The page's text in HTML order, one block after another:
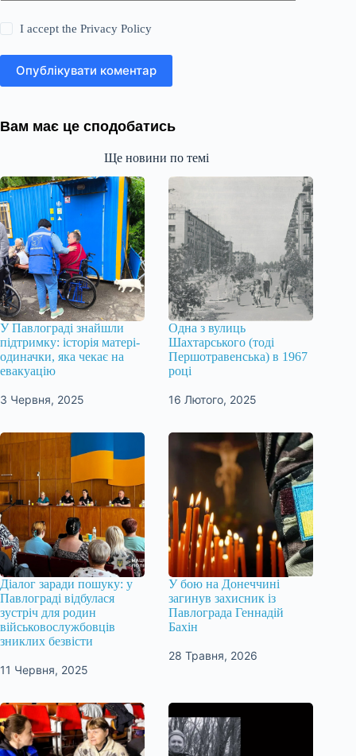
I accept thePrivacy Policy
Опублікувати коментар
Вам має це сподобатись
Ще новини по темі
У Павлограді знайшли
підтримку: історія матері-
одиначки, яка чекає на
евакуацію
3 Червня, 2025
Одна з вулиць
Шахтарського (тоді
Першотравенська) в 1967
році
16 Лютого, 2025
Діалог заради пошуку: у
Павлограді відбулася
зустріч для родин
військовослужбовців
зниклих безвісти
11 Червня, 2025
У бою на Донеччині
загинув захисник із
Павлограда Геннадій
Бахін
28 Травня, 2026